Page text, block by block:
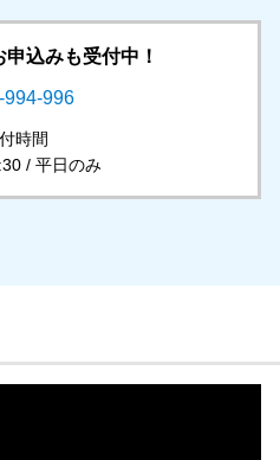
込みも受付中！
994-996
時間
/ 平日のみ